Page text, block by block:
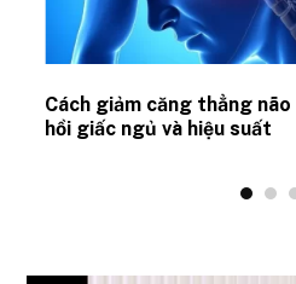
Cách giảm căng thẳng
hồi giấc ngủ và hiệu suất